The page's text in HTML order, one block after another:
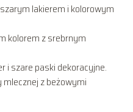
lakierem i kolorowym
kolorem z srebrnym
i szare paski dekoracyjne.
mlecznej z beżowymi